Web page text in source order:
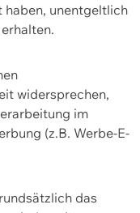
haben, unentgeltlich
widersprechen,
im
(z.B. Werbe-E-
das